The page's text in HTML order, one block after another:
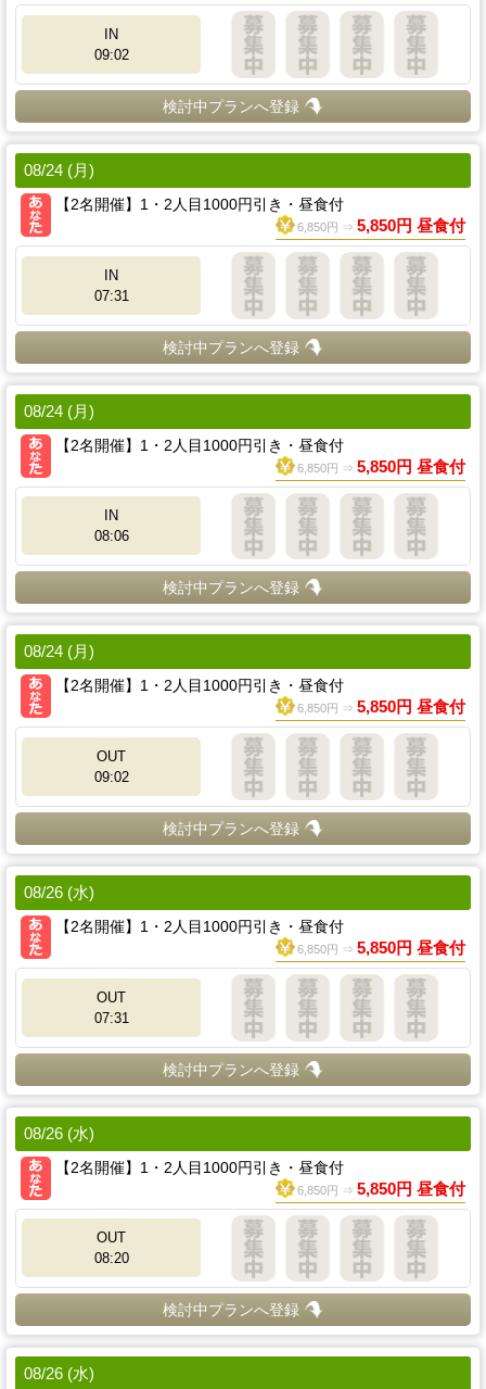
IN
09:02
検討中プランへ登録
08/24 (月)
【2名開催】1・2人目1000円引き・昼食付
6,850円 ⇒ 5,850円 昼食付
IN
07:31
検討中プランへ登録
08/24 (月)
【2名開催】1・2人目1000円引き・昼食付
6,850円 ⇒ 5,850円 昼食付
IN
08:06
検討中プランへ登録
08/24 (月)
【2名開催】1・2人目1000円引き・昼食付
6,850円 ⇒ 5,850円 昼食付
OUT
09:02
検討中プランへ登録
08/26 (水)
【2名開催】1・2人目1000円引き・昼食付
6,850円 ⇒ 5,850円 昼食付
OUT
07:31
検討中プランへ登録
08/26 (水)
【2名開催】1・2人目1000円引き・昼食付
6,850円 ⇒ 5,850円 昼食付
OUT
08:20
検討中プランへ登録
08/26 (水)